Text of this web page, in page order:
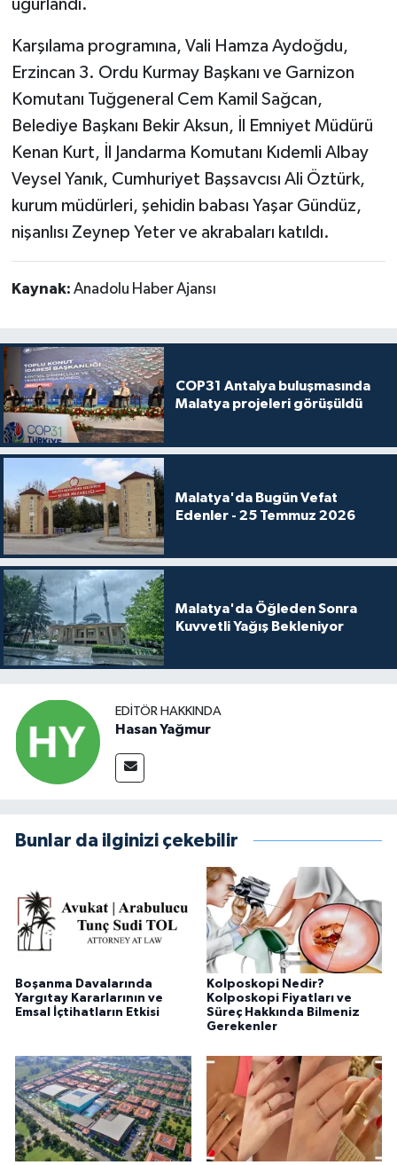
uğurlandı.
Karşılama programına, Vali Hamza Aydoğdu,
Erzincan 3. Ordu Kurmay Başkanı ve Garnizon
Komutanı Tuğgeneral Cem Kamil Sağcan,
Belediye Başkanı Bekir Aksun, İl Emniyet Müdürü
Kenan Kurt, İl Jandarma Komutanı Kıdemli Albay
Veysel Yanık, Cumhuriyet Başsavcısı Ali Öztürk,
kurum müdürleri, şehidin babası Yaşar Gündüz,
nişanlısı Zeynep Yeter ve akrabaları katıldı.
Kaynak: Anadolu Haber Ajansı
COP31 Antalya buluşmasında
Malatya projeleri görüşüldü
Malatya'da Bugün Vefat
Edenler - 25 Temmuz 2026
Malatya'da Öğleden Sonra
Kuvvetli Yağış Bekleniyor
EDITÖR HAKKINDA
Hasan Yağmur
Bunlar da ilginizi çekebilir
Boşanma Davalarında
Yargıtay Kararlarının ve
Emsal İçtihatların Etkisi
Kolposkopi Nedir?
Kolposkopi Fiyatları ve
Süreç Hakkında Bilmeniz
Gerekenler